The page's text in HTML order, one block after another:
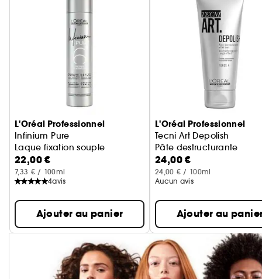
Ignorer le carrousel produits
L'Oréal Professionnel
Infinium Pure
Laque fixation souple
22,00 €
7,33 € / 100ml
4avis
Ajouter au panier
L'Oréal Professionnel
Tecni Art Depolish
Pâte destructurante
24,00 €
24,00 € / 100ml
Aucun avis
Ajouter au